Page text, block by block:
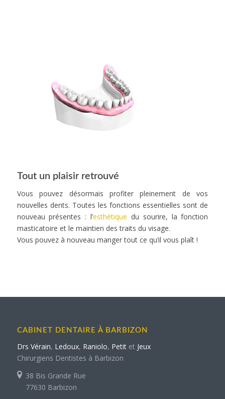
Tout un plaisir retrouvé
Vous pouvez désormais profiter pleinement de vos
nouvelles dents. Toutes les fonctions essentielles sont de
nouveau présentes : l’esthétique du sourire, la fonction
masticatoire et le maintien des traits du visage.
Vous pouvez à nouveau manger tout ce qu’il vous plaît !
CABINET DENTAIRE À BARBIZON
Drs Vérain, Ledoux, Raniolo, Petitet Jeux
Chirurgiens Dentistes à Barbizon
38 Bis Grande Rue
77630 Barbizon